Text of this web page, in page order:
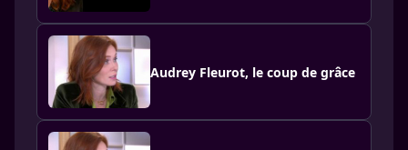
Audrey Fleurot, le coup de grâce